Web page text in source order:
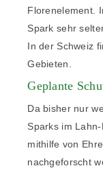
Florenelement.
Spark sehr
In der Schweiz
Gebieten.
Geplante
Da bisher nur
Sparks im
mithilfe von
nachgeforscht